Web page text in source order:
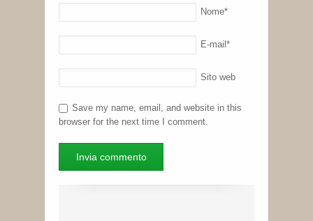
Nome*
E-mail *
Sito web
Save my name, email, and website in this
browser for the next time I comment.